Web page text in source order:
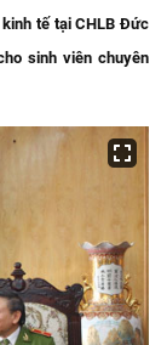
tế tại CHLB Đức
sinh viên chuyên